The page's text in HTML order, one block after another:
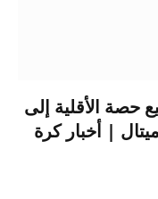
حصة الأقلية إلى
| أخبار كرة